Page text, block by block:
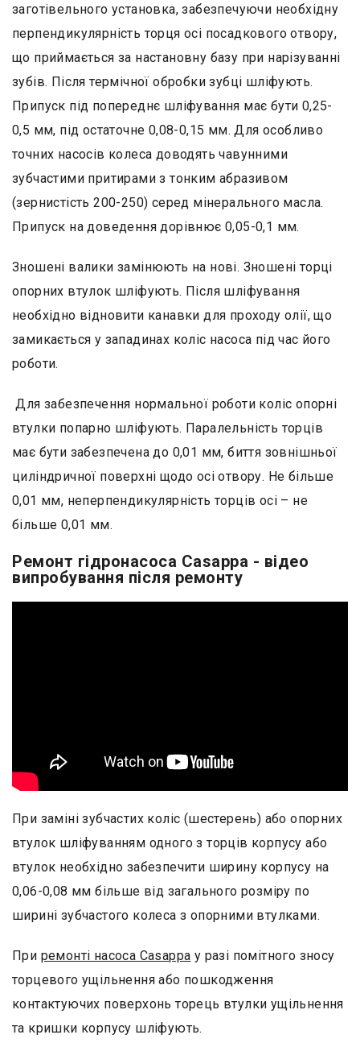
заготівельного установка, забезпечуючи необхідну
перпендикулярність торця осі посадкового отвору,
що приймається за настановну базу при нарізуванні
зубів. Після термічної обробки зубці шліфують.
Припуск під попереднє шліфування має бути 0,25-
0,5 мм, під остаточне 0,08-0,15 мм. Для особливо
точних насосів колеса доводять чавунними
зубчастими притирами з тонким абразивом
(зернистість 200-250) серед мінерального масла.
Припуск на доведення дорівнює 0,05-0,1 мм.
Зношені валики замінюють на нові. Зношені торці
опорних втулок шліфують. Після шліфування
необхідно відновити канавки для проходу олії, що
замикається у западинах коліс насоса під час його
роботи.
Для забезпечення нормальної роботи коліс опорні
втулки попарно шліфують. Паралельність торців
має бути забезпечена до 0,01 мм, биття зовнішньої
циліндричної поверхні щодо осі отвору. Не більше
0,01 мм, неперпендикулярність торців осі – не
більше 0,01 мм.
Ремонт гідронасоса Casappa - відео
випробування після ремонту
При заміні зубчастих коліс (шестерень) або опорних
втулок шліфуванням одного з торців корпусу або
втулок необхідно забезпечити ширину корпусу на
0,06-0,08 мм більше від загального розміру по
ширині зубчастого колеса з опорними втулками.
При ремонті насоса Casappa у разі помітного зносу
торцевого ущільнення або пошкодження
контактуючих поверхонь торець втулки ущільнення
та кришки корпусу шліфують.